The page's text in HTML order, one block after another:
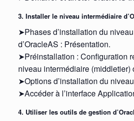
3. Installer le niveau intermédiaire
➤Phases d’installation du
d’OracleAS : Présentation.
➤Préinstallation : Configuration
niveau intermédiaire (middletier)
➤Options d’installation du
➤Accéder à l’interface
4. Utiliser les outils de gestion